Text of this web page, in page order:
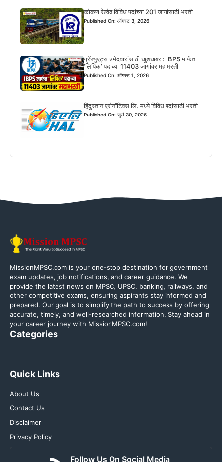
कोकण रेल्वेत विविध पदांच्या 201 जागांसाठी भरती
Published On: ऑगस्ट 3, 2026
ग्रॅज्युएट्स उमेदवारांसाठी खुशखबर : IBPS मार्फत
‘लिपिक’ पदाच्या 11403 जागांवर महाभरती
Published On: ऑगस्ट 1, 2026
हिंदुस्तान एरोनॉटिक्स लि. मध्ये विविध पदांसाठी भरती
Published On: जुलै 30, 2026
MissionMPSC.com is your one-stop destination for government
exam updates, job notifications, and career guidance. We
provide the latest news on MPSC, UPSC, banking, railways, and
other competitive exams, ensuring aspirants stay informed and
prepared. Our goal is to simplify the path to success by offering
accurate, timely, and well-researched information. Stay ahead in
your career journey with MissionMPSC.com!
Categories
Quick Links
About Us
Contact Us
Disclaimer
Privacy Policy
Follow Us On Social Media